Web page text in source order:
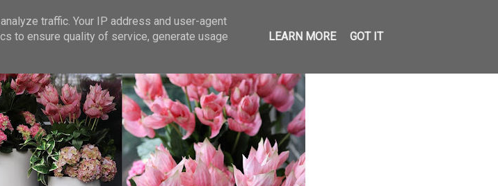
traffic. Your IP address and user-agent
to ensure quality of service, generate usage
LEARN MORE GOT IT